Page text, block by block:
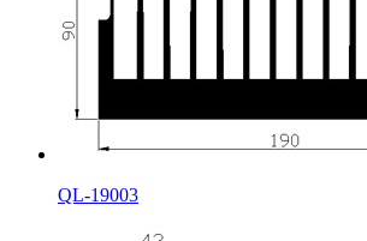
QL-19003